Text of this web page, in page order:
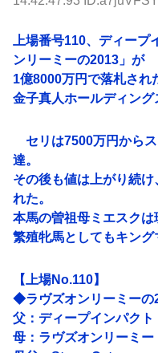
上場番号110、ディー
ンリーミーの2013」が
1億8000万円で落札され
金子真人ホールディング
セリは7500万円からス
達。
その後も値は上がり続
れた。
本馬の曽祖母ミエスクは
繁殖牝馬としてもキング
【上場No.110】
◆ラヴズオンリーミーの
父：ディープインパクト
母：ラヴズオンリーミー